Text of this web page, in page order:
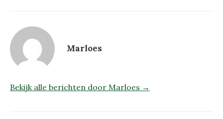
Marloes
Bekijk alle berichten door Marloes →